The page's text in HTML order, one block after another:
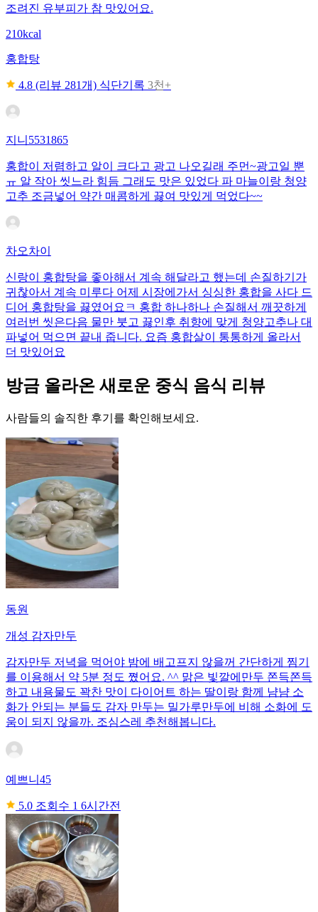
조려진 유부피가 참 맛있어요.
210kcal
홍합탕
4.8 (리뷰 281개) 식단기록 3천+
지니5531865
홍합이 저렴하고 알이 크다고 광고 나오길래 주먼~광고일 뿐
ㅠ 알 작아 씻느라 힘듬 그래도 맛은 있었다 파 마늘이랑 청양
고추 조금넣어 약간 매콤하게 끓여 맛있게 먹었다~~
차오차이
신랑이 홍합탕을 좋아해서 계속 해달라고 했는데 손질하기가
귀찮아서 계속 미루다 어제 시장에가서 싱싱한 홍합을 사다 드
디어 홍합탕을 끓였어요ㅋ 홍합 하나하나 손질해서 깨끗하게
여러번 씻은다음 물만 붓고 끓인후 취향에 맞게 청양고추나 대
파넣어 먹으면 끝내 줍니다. 요즘 홍합살이 통통하게 올라서
더 맛있어요
방금 올라온 새로운 중식 음식 리뷰
사람들의 솔직한 후기를 확인해보세요.
동원
개성 감자만두
감자만두 저녁을 먹어야 밤에 배고프지 않을꺼 간단하게 찜기
를 이용해서 약 5분 정도 쪘어요. ^^ 맑은 빛깔에만두 쫀득쫀득
하고 내용물도 꽉찬 맛이 다이어트 하는 딸이랑 함께 냠냠 소
화가 안되는 분들도 감자 만두는 밀가루만두에 비해 소화에 도
움이 되지 않을까. 조심스레 추천해봅니다.
예쁘니45
5.0 조회수 1 6시간전